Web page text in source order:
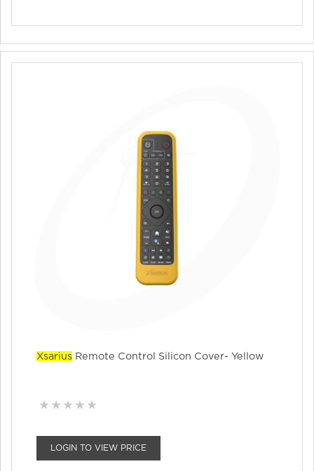
Xsarius Remote Control Silicon Cover- Yellow
LOGIN TO VIEW PRICE